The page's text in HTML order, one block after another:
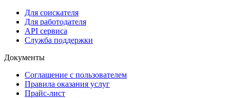
Для соискателя
Для работодателя
API сервиса
Служба поддержки
Документы
Соглашение с пользователем
Правила оказания услуг
Прайс-лист